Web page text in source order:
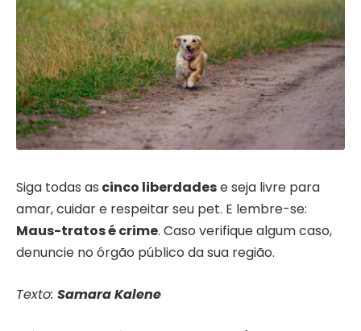
Siga todas as cinco liberdadese seja livre para
amar, cuidar e respeitar seu pet. E lembre-se:
Maus-tratos é crime. Caso verifique algum caso,
denuncie no órgão público da sua região.
Texto: Samara Kalene